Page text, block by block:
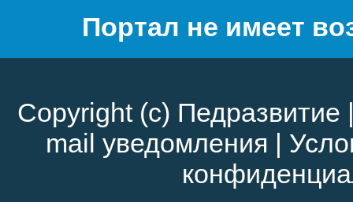
Портал не имеет
Copyright (c) Педразвитие
mail уведомления |